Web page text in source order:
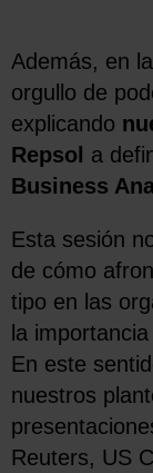
Además, en
orgullo de
explicando
Repsol a
Business
Esta sesión
de cómo
tipo en las
la
En este
nuestros
Reuters, US